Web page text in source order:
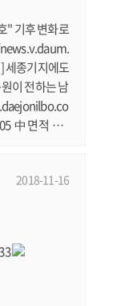
" 기후 변화로
세종기지에도
이 전하는 남
中면적 3배
, 남극으로 간
개발에 참여
란드.......
2018-11-16